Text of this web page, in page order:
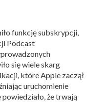
funkcję subskrypcji,
Podcast
się wiele skarg
które Apple zaczął
uruchomienie
że trwają